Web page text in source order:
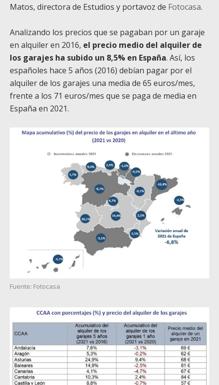
Matos, directora de Estudios y portavoz de Fotocasa.
Analizando los precios que se pagaban por un garaje
en alquiler en 2016, el precio medio del alquiler de
los garajes ha subido un 8,5% en España. Así, los
españoles hace 5 años (2016) debían pagar por el
alquiler de los garajes una media de 65 euros/mes,
frente a los 71 euros/mes que se paga de media en
España en 2021.
Fuente: Fotocasa